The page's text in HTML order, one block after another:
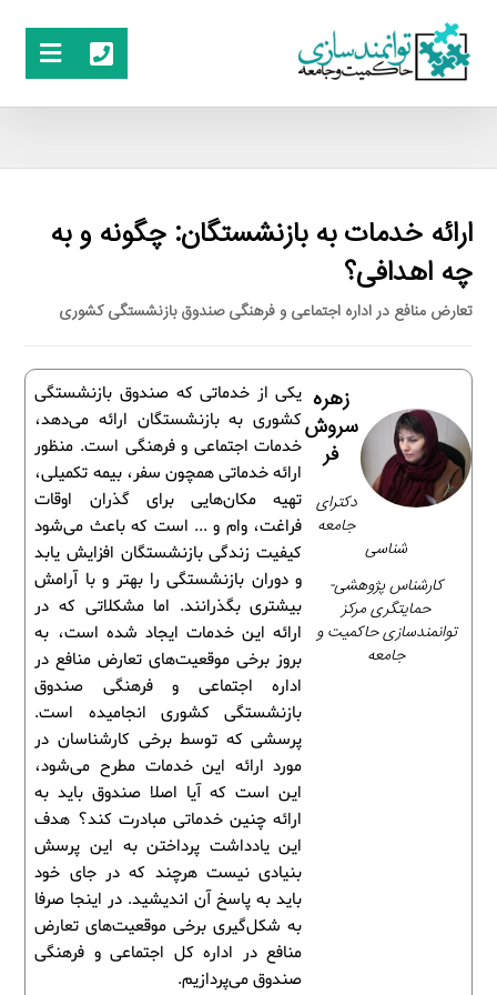
ارائه خدمات به بازنشستگان: چگونه و به
چه اهدافی؟
تعارض منافع در اداره اجتماعی و فرهنگی صندوق بازنشستگی کشوری
یکی از خدماتی که صندوق بازنشستگی
کشوری به بازنشستگان ارائه می‌دهد،
خدمات اجتماعی و فرهنگی است. منظور
ارائه خدماتی همچون سفر، بیمه تکمیلی،
تهیه مکان‌هایی برای گذران اوقات
فراغت، وام و ... است که باعث می‌شود
کیفیت زندگی بازنشستگان افزایش یابد
و دوران بازنشستگی را بهتر و با آرامش
بیشتری بگذرانند. اما مشکلاتی که در
ارائه این خدمات ایجاد شده است، به
بروز برخی موقعیت‌های تعارض منافع در
اداره اجتماعی و فرهنگی صندوق
بازنشستگی کشوری انجامیده است.
پرسشی که توسط برخی کارشناسان در
مورد ارائه این خدمات مطرح می‌شود،
این است که آیا اصلا صندوق باید به
ارائه چنین خدماتی مبادرت کند؟ هدف
این یادداشت پرداختن به این پرسش
بنیادی نیست هرچند که در جای خود
باید به پاسخ آن اندیشید. در اینجا صرفا
به شکل‌گیری برخی موقعیت‌های تعارض
منافع در اداره کل اجتماعی و فرهنگی
صندوق می‌پردازیم.
زهره
سروش
فر
دکترای
جامعه
شناسی
کارشناس پژوهشی-
حمایتگری مرکز
توانمندسازی حاکمیت و
جامعه